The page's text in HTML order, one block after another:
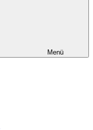
Menü